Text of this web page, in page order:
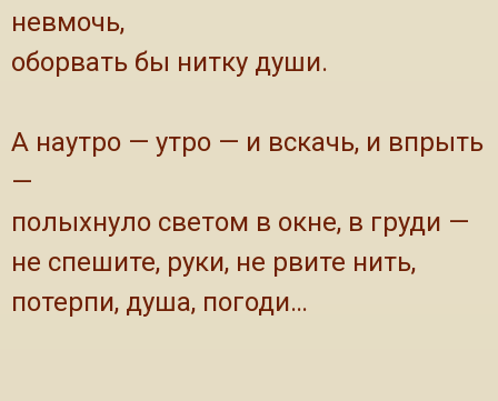
невмочь,
оборвать бы нитку души.
А наутро — утро — и вскачь, и впрыть
—
полыхнуло светом в окне, в груди —
не спешите, руки, не рвите нить,
потерпи, душа, погоди…